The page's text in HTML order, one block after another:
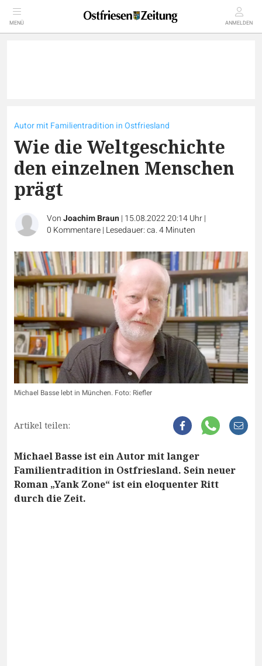
MENÜ ANMELDEN
Autor mit Familientradition in Ostfriesland
Wie die Weltgeschichte
den einzelnen Menschen
prägt
VonJoachim Braun| 15.08.2022 20:14 Uhr|
0 Kommentare| Lesedauer: ca. 4 Minuten
Michael Basse lebt in München. Foto: Riefler
Artikel teilen:
Michael Basse ist ein Autor mit langer
Familientradition in Ostfriesland. Sein neuer
Roman „Yank Zone“ ist ein eloquenter Ritt
durch die Zeit.